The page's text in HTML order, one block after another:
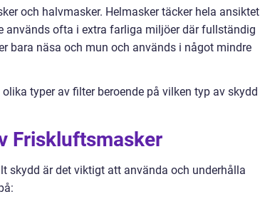
och halvmasker. Helmasker täcker hela ansiktet
används ofta i extra farliga miljöer där fullständig
bara näsa och mun och används i något mindre
typer av filter beroende på vilken typ av skydd
Friskluftsmasker
skydd är det viktigt att använda och underhålla